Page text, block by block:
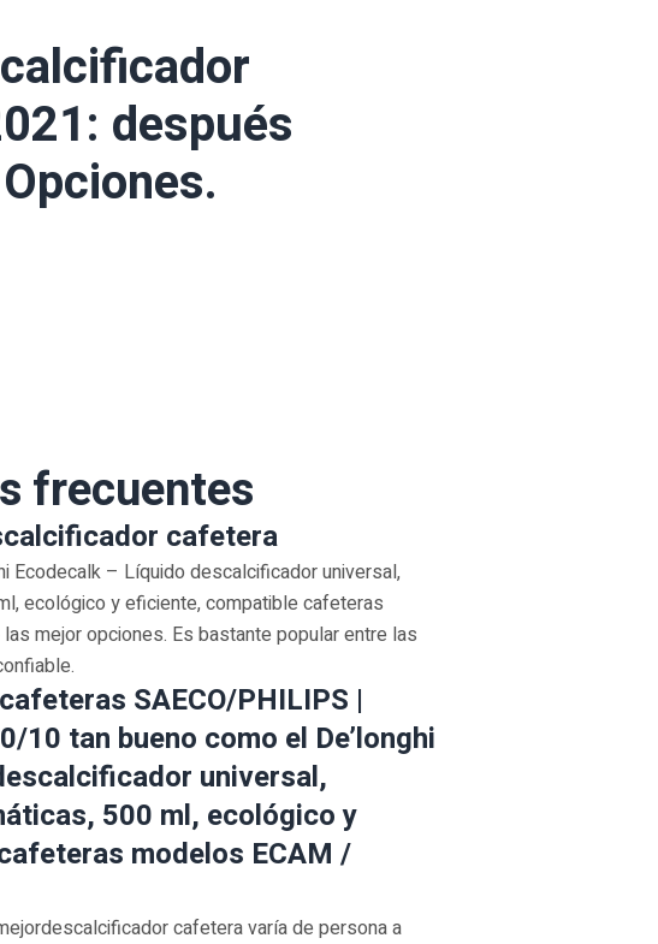
después
frecuentes
cafetera
Ecodecalk – Líquido descalcificador universal,
ecológico y eficiente, compatible cafeteras
mejor opciones. Es bastante popular entre las
SAECO/PHILIPS |
10 tan bueno como el De’longhi
universal,
500 ml, ecológico y
modelos ECAM /
cafetera varía de persona a